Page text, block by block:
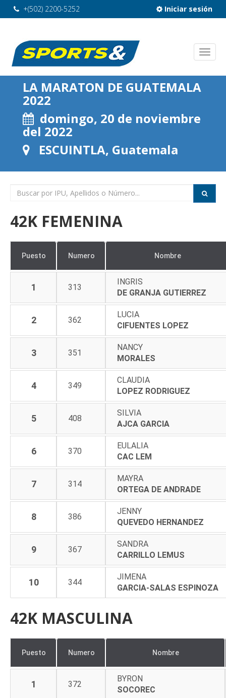
Iniciar sesión
+(502) 2200-5252
LA MARATON DE GUATEMALA
2022
domingo, 20 de noviembre
del 2022
ESCUINTLA, Guatemala
42K FEMENINA
Puesto Numero Nombre
1 313
INGRIS
DE GRANJA GUTIERREZ
2 362
LUCIA
CIFUENTES LOPEZ
3 351
NANCY
MORALES
4 349
CLAUDIA
LOPEZ RODRIGUEZ
5 408
SILVIA
AJCA GARCIA
6 370
EULALIA
CAC LEM
7 314
MAYRA
ORTEGA DE ANDRADE
8 386
JENNY
QUEVEDO HERNANDEZ
9 367
SANDRA
CARRILLO LEMUS
10 344
JIMENA
GARCIA-SALAS ESPINOZA
42K MASCULINA
Puesto Numero Nombre
1 372
BYRON
SOCOREC